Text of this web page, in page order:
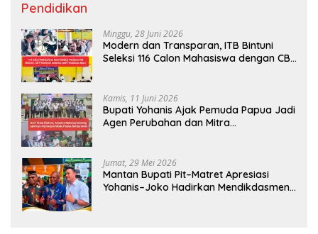
Pendidikan
Minggu, 28 Juni 2026
Modern dan Transparan, ITB Bintuni
Seleksi 116 Calon Mahasiswa dengan CBT
Kamis, 11 Juni 2026
Bupati Yohanis Ajak Pemuda Papua Jadi
Agen Perubahan dan Mitra
Jumat, 29 Mei 2026
Mantan Bupati Pit–Matret Apresiasi
Yohanis–Joko Hadirkan Mendikdasmen